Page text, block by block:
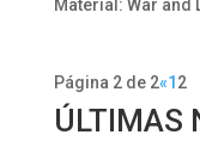
Material: War and
Página 2 de 2«1 2
ÚLTIMAS